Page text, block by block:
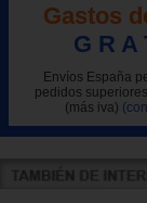
Gastos
G R A
Envíos España
pedidos
(más iva)